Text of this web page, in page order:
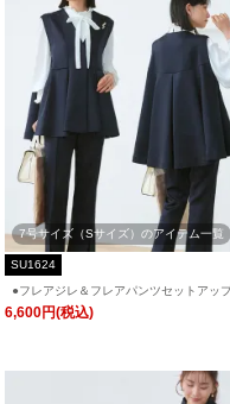
7号サイズ（Sサイズ）のアイテム一覧
SU1624
●フレアジレ＆フレアパンツセットアップ
U1624」
6,600円(税込)